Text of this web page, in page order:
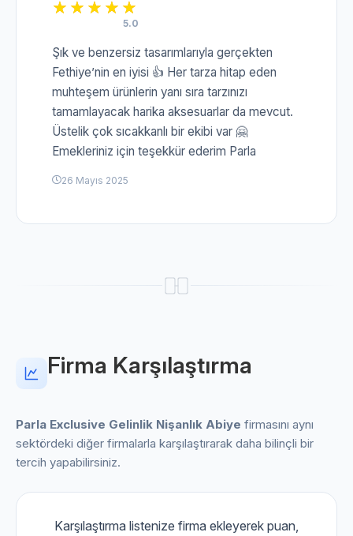
5.0
Şık ve benzersiz tasarımlarıyla gerçekten
Fethiye’nin en iyisi 👍 Her tarza hitap eden
muhteşem ürünlerin yanı sıra tarzınızı
tamamlayacak harika aksesuarlar da mevcut.
Üstelik çok sıcakkanlı bir ekibi var 🤗
Emekleriniz için teşekkür ederim Parla
26 Mayıs 2025
Firma Karşılaştırma
Parla Exclusive Gelinlik Nişanlık Abiye firmasını aynı
sektördeki diğer firmalarla karşılaştırarak daha bilinçli bir
tercih yapabilirsiniz.
Karşılaştırma listenize firma ekleyerek puan,